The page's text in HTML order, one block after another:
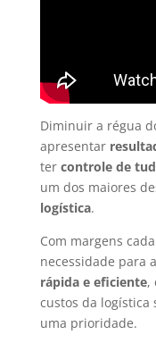
Diminuir a régua
apresentar
tercontrole de
um dos maiores
logística.
Com margens
necessidade para
rápida e eficiente,
custos da logística
uma prioridade.